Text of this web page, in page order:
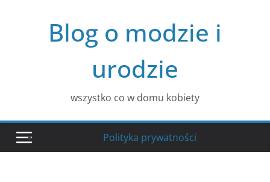
Blog o modzie i
urodzie
wszystko co w domu kobiety
Polityka prywatności